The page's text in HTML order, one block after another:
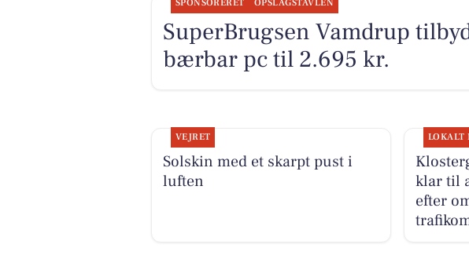
SPONSORERET OPSLAGSTAVLEN
SuperBrugsen Vamdrup
bærbar pc til 2.695 kr.
VEJRET
Solskin med et skarpt pust i
luften
LOKALT
klar til
efter